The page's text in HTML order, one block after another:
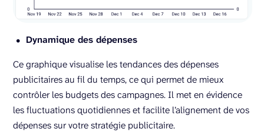
Dynamique des dépenses
Ce graphique visualise les tendances des dépenses
publicitaires au fil du temps, ce qui permet de mieux
contrôler les budgets des campagnes. Il met en évidence
les fluctuations quotidiennes et facilite l’alignement de vos
dépenses sur votre stratégie publicitaire.